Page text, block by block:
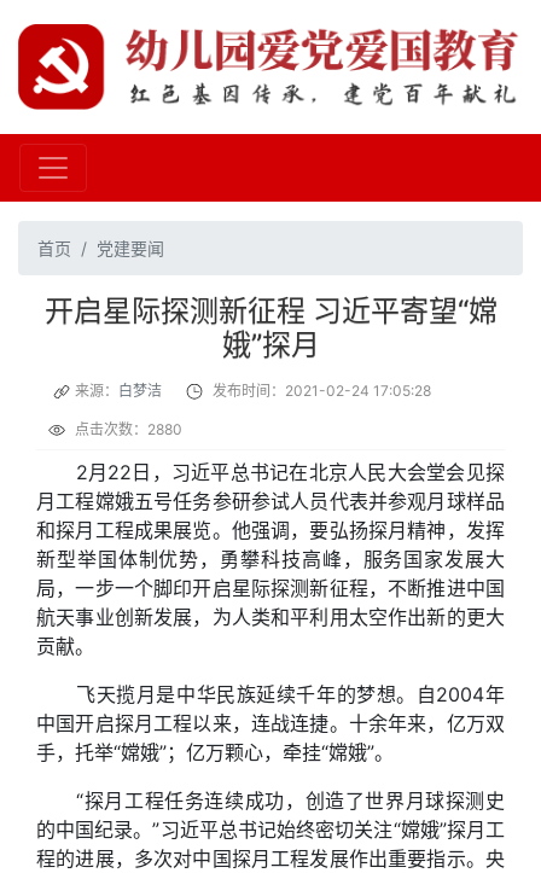
首页 党建要闻
开启星际探测新征程 习近平寄望“嫦
娥”探月
来源： 白梦洁 发布时间：2021-02-24 17:05:28
点击次数：2880
2月22日，习近平总书记在北京人民大会堂会见探
月工程嫦娥五号任务参研参试人员代表并参观月球样品
和探月工程成果展览。他强调，要弘扬探月精神，发挥
新型举国体制优势，勇攀科技高峰，服务国家发展大
局，一步一个脚印开启星际探测新征程，不断推进中国
航天事业创新发展，为人类和平利用太空作出新的更大
贡献。
飞天揽月是中华民族延续千年的梦想。自2004年
中国开启探月工程以来，连战连捷。十余年来，亿万双
手，托举“嫦娥”；亿万颗心，牵挂“嫦娥”。
“探月工程任务连续成功，创造了世界月球探测史
的中国纪录。”习近平总书记始终密切关注“嫦娥”探月工
程的进展，多次对中国探月工程发展作出重要指示。央